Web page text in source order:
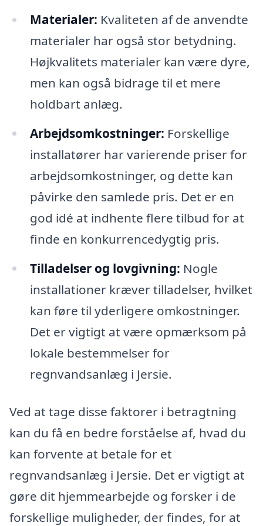
Materialer: Kvaliteten af ​​de anvendte
materialer har også stor betydning.
Højkvalitets materialer kan være dyre,
men kan også bidrage til et mere
holdbart anlæg.
Arbejdsomkostninger: Forskellige
installatører har varierende priser for
arbejdsomkostninger, og dette kan
påvirke den samlede pris. Det er en
god idé at indhente flere tilbud for at
finde en konkurrencedygtig pris.
Tilladelser og lovgivning: Nogle
installationer kræver tilladelser, hvilket
kan føre til yderligere omkostninger.
Det er vigtigt at være opmærksom på
lokale bestemmelser for
regnvandsanlæg i Jersie.
Ved at tage disse faktorer i betragtning
kan du få en bedre forståelse af, hvad du
kan forvente at betale for et
regnvandsanlæg i Jersie. Det er vigtigt at
gøre dit hjemmearbejde og forsker i de
forskellige muligheder, der findes, for at